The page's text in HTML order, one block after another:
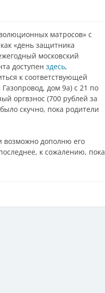
матросов» с
«день защитника
московский
доступен здесь,
к соответствующей
дом 9а) с 21 по
оргвзнос (700 рублей за
скучно, пока родители
возможно дополню его
к сожалению, пока